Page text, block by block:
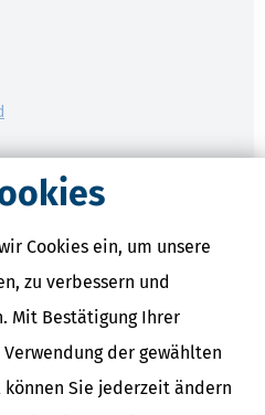
Cookies ein, um unsere
zu verbessern und
Mit Bestätigung Ihrer
der gewählten
können Sie jederzeit ändern